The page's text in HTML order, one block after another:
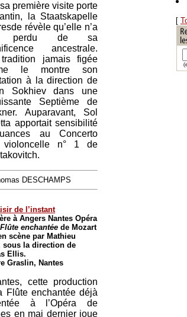
première visite porte
la Staatskapelle
révèle qu’elle n’a
perdu de sa
ancestrale.
jamais figée
le montre son
à la direction de
Sokhiev dans une
Septième de
Auparavant, Sol
apportait sensibilité
au Concerto
violoncelle n° 1 de
DESCHAMPS
de l’instant
à Angers Nantes Opéra
enchantée de Mozart
scène par Mathieu
sous la direction de
Ellis.
Graslin, Nantes
cette production
Flûte enchantée déjà
à l’Opéra de
en mai dernier joue
[